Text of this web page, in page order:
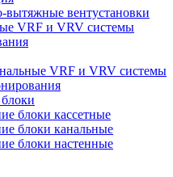
вытяжные вентустановки
VRF и VRV системы
VRF и VRV системы
блоки кассетные
блоки канальные
блоки настенные